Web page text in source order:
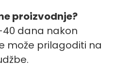
proizvodnje?
40 dana nakon
može prilagoditi na